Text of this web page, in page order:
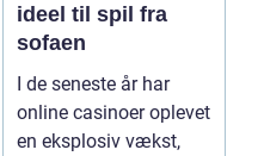
ideel til spil fra
sofaen
I de seneste år har
online casinoer oplevet
en eksplosiv vækst,